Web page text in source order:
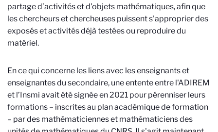
partage d’activités et d'objets mathématiques, afin que
les chercheurs et chercheuses puissent s'approprier des
exposés et activités déjà testées ou reproduire du
matériel.
En ce qui concerne les liens avec les enseignants et
enseignantes du secondaire, une entente entre l'ADIREM
et l’Insmi avait été signée en 2021 pour pérenniser leurs
formations – inscrites au plan académique de formation
– par des mathématiciennes et mathématiciens des